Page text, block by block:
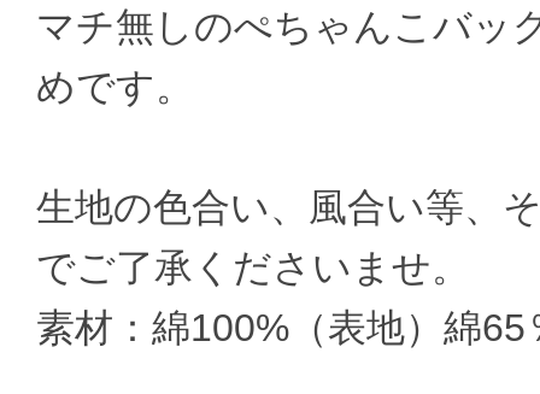
マチ無しのぺちゃんこバッ
めです。
生地の色合い、風合い等、
でご了承くださいませ。
素材：綿100%（表地）綿